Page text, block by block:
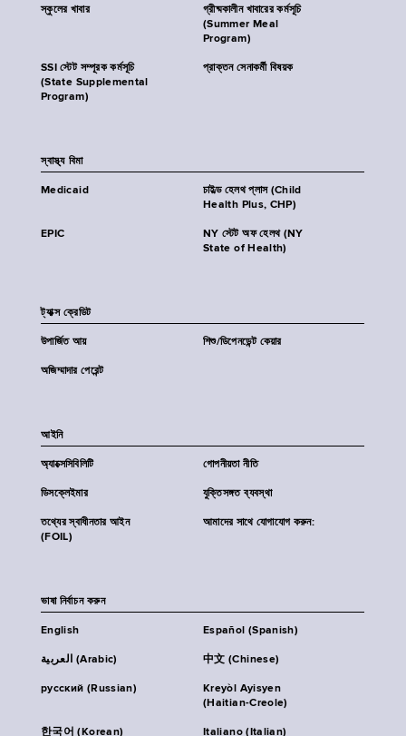
স্কুলের খাবার
গ্রীষ্মকালীন খাবারের কর্মসূচি
(Summer Meal
Program)
SSI স্টেট সম্পূরক কর্মসূচি
(State Supplemental
Program)
প্রাক্তন সেনাকর্মী বিষয়ক
স্বাস্থ্য বিমা
Medicaid
চাইল্ড হেলথ প্লাস (Child
Health Plus, CHP)
EPIC
NY স্টেট অফ হেলথ (NY
State of Health)
ট্যাক্স ক্রেডিট
উপার্জিত আয় শিশু/ডিপেনডেন্ট কেয়ার
অজিম্মাদার পেরেন্ট
আইনি
অ্যাক্সেসিবিলিটি গোপনীয়তা নীতি
ডিসক্লেইমার যুক্তিসঙ্গত ব্যবস্থা
তথ্যের স্বাধীনতার আইন
(FOIL)
আমাদের সাথে যোগাযোগ করুন:
ভাষা নির্বাচন করুন
English Español (Spanish)
العربية (Arabic) 中文 (Chinese)
русский (Russian)
Kreyòl Ayisyen
(Haitian-Creole)
한국어 (Korean) Italiano (Italian)